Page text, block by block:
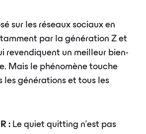
sur les réseaux sociaux en
par la génération Z et
revendiquent un meilleur bien-
Mais le phénomène touche
les générations et tous les
: Le quiet quitting n'est pas